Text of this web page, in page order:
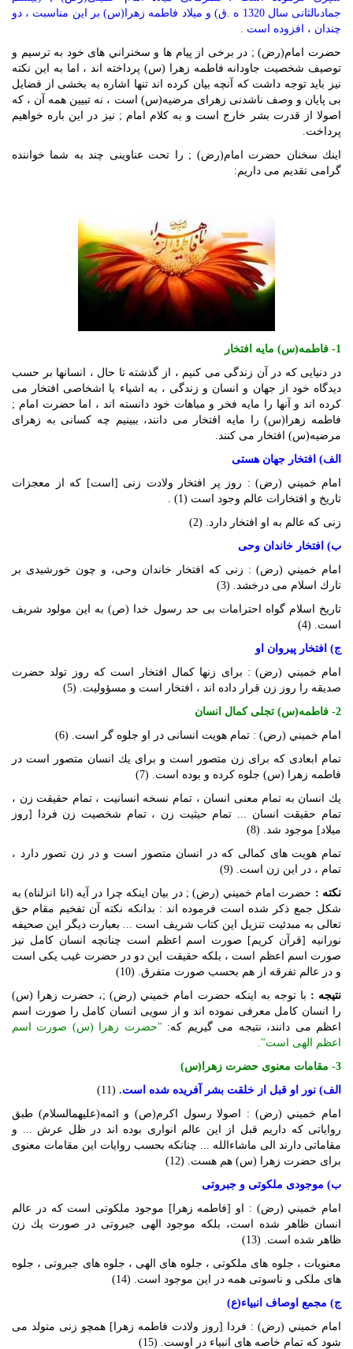
جمادى‏الثانى سال 1320 ه .ق) و ميلاد فاطمه زهرا(س) بر اين مناسبت ، دو
چندان ، افزوده است .
حضرت امام(رض) ; در برخى از پيام ها و سخنراني هاى خود به ترسيم و
توصيف شخصيت جاودانه فاطمه زهرا (س) پرداخته‏ اند ، اما به اين نكته
نيز بايد توجه داشت كه آنچه بيان كرده ‏اند تنها اشاره به بخشى از فضايل
بى ‏پايان و وصف‏ ناشدنى زهراى مرضيه(س) است ، نه تبيين همه آن ، كه
اصولا از قدرت بشر خارج است و به كلام امام ; نيز در اين باره خواهيم
پرداخت.
اينك سخنان حضرت امام(رض) ; را تحت عناوينى چند به شما خواننده
گرامى تقديم مى ‏داريم:
1- فاطمه(س) مايه افتخار
در دنيايى كه در آن زندگى مى ‏كنيم ، از گذشته تا حال ، انسانها بر حسب
ديدگاه خود از جهان و انسان و زندگى ، به اشياء يا اشخاصى افتخار مى‏
كرده‏ اند و آنها را مايه فخر و مباهات خود دانسته ‏اند ، اما حضرت امام ;
فاطمه زهرا(س) را مايه افتخار مى‏ دانند، ببينيم چه كسانى به زهراى
مرضيه(س) افتخار مى‏ كنند.
الف) افتخار جهان هستى
امام خميني (رض) : روز پر افتخار ولادت زنى [است] كه از معجزات
تاريخ و افتخارات عالم وجود است (1) .
زنى كه عالم به او افتخار دارد. (2)
ب) افتخار خاندان وحى
امام خميني (رض) : زنى كه افتخار خاندان وحى، و چون خورشيدى بر
تارك اسلام مى ‏درخشد. (3)
تاريخ اسلام گواه احترامات بى ‏حد رسول خدا (ص) به اين مولود شريف
است. (4)
ج) افتخار پيروان او
امام خميني (رض) : براى زن‏ها كمال افتخار است كه روز تولد حضرت
صديقه را روز زن قرار داده ‏اند ، افتخار است و مسؤوليت. (5)
2- فاطمه(س) تجلى كمال انسان
امام خميني (رض) : تمام هويت انسانى در او جلوه‏ گر است. (6)
تمام ابعادى كه براى زن متصور است و براى يك انسان متصور است در
فاطمه زهرا (س) جلوه كرده و بوده است. (7)
يك انسان به تمام معنى انسان ، تمام نسخه انسانيت ، تمام حقيقت زن ،
تمام حقيقت انسان ... تمام حيثيت زن ، تمام شخصيت زن فردا [روز
ميلاد] موجود شد. (8)
تمام هويت‏ هاى كمالى كه در انسان متصور است و در زن تصور دارد ،
تمام ، در اين زن است. (9)
نكته : حضرت امام خميني (رض) ; در بيان اينكه چرا در آيه (انا انزلناه) به
شكل جمع ذكر شده است فرموده ‏اند : بدانكه نكته آن تفخيم مقام حق
تعالى به مبدئيت تنزيل اين كتاب شريف است ... بعبارت ديگر اين صحيفه
نورانيه [قرآن كريم] صورت اسم اعظم است چنانچه انسان كامل نيز
صورت اسم اعظم است ، بلكه حقيقت اين دو در حضرت غيب يكى است
و در عالم تفرقه از هم بحسب صورت متفرق. (10)
نتيجه : با توجه به اينكه حضرت امام خميني (رض) ;، حضرت زهرا (س)
را انسان كامل معرفى نموده‏ اند و از سويى انسان كامل را صورت اسم
اعظم مى ‏دانند، نتيجه مى‏ گيريم كه: "حضرت زهرا (س) صورت اسم
اعظم الهى است‏".
3- مقامات معنوى حضرت زهرا(س)
الف) نور او قبل از خلقت‏ بشر آفريده شده است. (11)
امام خميني (رض) : اصولا رسول اكرم(ص) و ائمه(عليهم‏السلام) طبق
رواياتى كه داريم قبل از اين عالم انوارى بوده ‏اند در ظل عرش ... و
مقاماتى دارند الى ماشاءالله ... چنانكه بحسب روايات اين مقامات معنوى
براى حضرت زهرا (س) هم هست. (12)
ب) موجودى ملكوتى و جبروتى
امام خميني (رض) : او [فاطمه زهرا] موجود ملكوتى است كه در عالم
انسان ظاهر شده است، بلكه موجود الهى جبروتى در صورت يك زن
ظاهر شده است. (13)
معنويات ، جلوه‏ هاى ملكوتى ، جلوه‏ هاى الهى ، جلوه ‏هاى جبروتى ، جلوه‏
هاى ملكى و ناسوتى همه در اين موجود است. (14)
ج) مجمع اوصاف انبياء(ع)
امام خميني (رض) : فردا [روز ولادت فاطمه زهرا] همچو زنى متولد مى
‏شود كه تمام خاصه‏ هاى انبياء در اوست. (15)